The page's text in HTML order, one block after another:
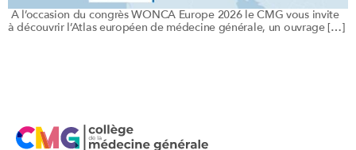
A l’occasion du congrès WONCA Europe 2026 le CMG vous invite
à découvrir l’Atlas européen de médecine générale, un ouvrage […]